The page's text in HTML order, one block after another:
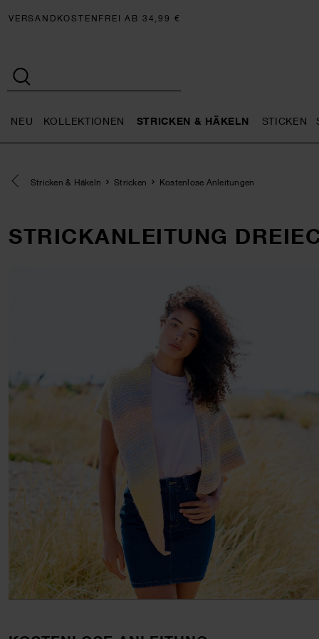
VERSANDKOSTENFREI AB 34,99 €
NEU KOLLEKTIONEN STRICKEN & HÄKELN STICKEN
Eine Kategorie zurück navigieren
Stricken & Häkeln Stricken Kostenlose Anleitungen
STRICKANLEITUNG